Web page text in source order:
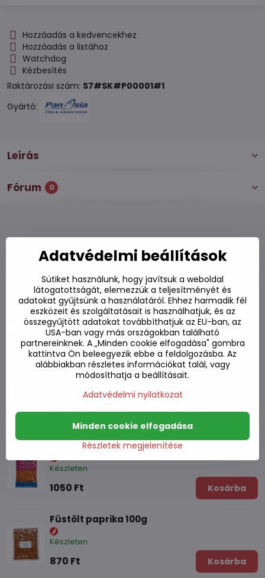
Hozzáadás a kedvencekhez
Hozzáadás a listához
Watchdog
Kézbesítés
Raktározási szám: S7#SK#P00001#1
Gyártó:
Leírás
Fórum 0
Alternatív termékek
Curry fűszerek 100g
Készleten
870 Ft Kosárba
Pirospaprika durva a kimchi-hez 500 g
Gochugaru
Készleten
2990 Ft Kosárba
Őrölt chili 100g
Készleten
1050 Ft Kosárba
Füstölt paprika 100g
Készleten
870 Ft Kosárba
Adatvédelmi beállítások
Sütiket használunk, hogy javítsuk a weboldal
látogatottságát, elemezzük a teljesítményét és
adatokat gyűjtsünk a használatáról. Ehhez harmadik fél
eszközeit és szolgáltatásait is használhatjuk, és az
összegyűjtött adatokat továbbíthatjuk az EU-ban, az
USA-ban vagy más országokban található
partnereinknek. A „Minden cookie elfogadása" gombra
kattintva Ön beleegyezik ebbe a feldolgozásba. Az
alábbiakban részletes információkat talál, vagy
módosíthatja a beállításait.
Adatvédelmi nyilatkozat
Részletek megjelenítése
Minden cookie elfogadása